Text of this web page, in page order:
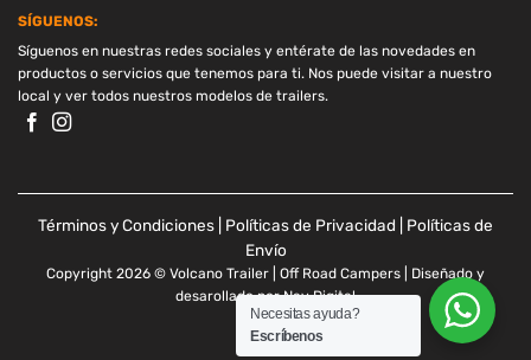
SÍGUENOS:
Síguenos en nuestras redes sociales y entérate de las novedades en
productos o servicios que tenemos para ti. Nos puede visitar a nuestro
local y ver todos nuestros modelos de trailers.
Términos y Condiciones Políticas de Privacidad
Políticas de
Envío
Copyright 2026 © Volcano Trailer | Off Road Campers | Diseñado y
desarollado porNav Digital
Necesitas ayuda?
Escríbenos